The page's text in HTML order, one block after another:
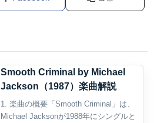
Smooth Criminal by Michael
Jackson（1987）楽曲解説
1. 楽曲の概要「Smooth Criminal」は、
Michael Jacksonが1988年にシングルと